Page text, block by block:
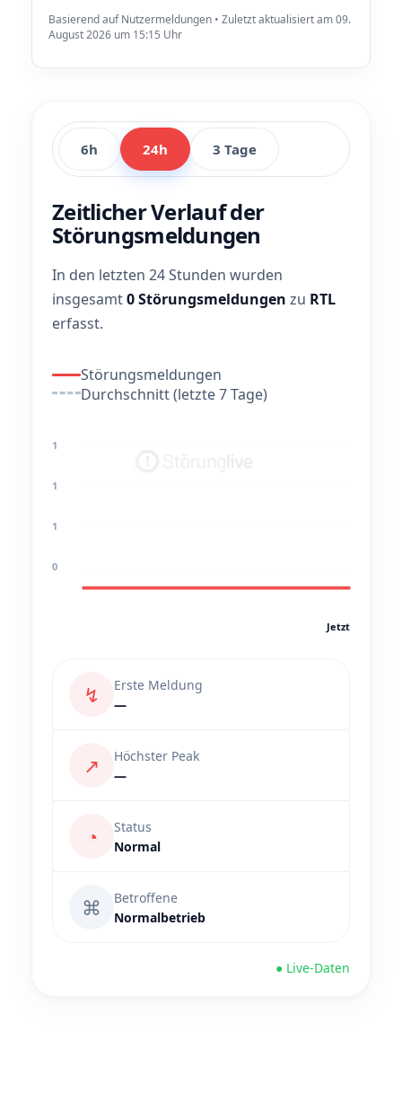
Basierend auf Nutzermeldungen • Zuletzt aktualisiert am 09.
August 2026 um 15:15 Uhr
6h 24h 3 Tage
Zeitlicher Verlauf der
Störungsmeldungen
In den letzten 24 Stunden wurden
insgesamt0 Störungsmeldungen zu RTL
erfasst.
Störungsmeldungen
Durchschnitt (letzte 7 Tage)
1
1
1
0
Jetzt
↯
Erste Meldung
—
↗
Höchster Peak
—
◔
Status
Normal
⌘
Betroffene
Normalbetrieb
● Live-Daten